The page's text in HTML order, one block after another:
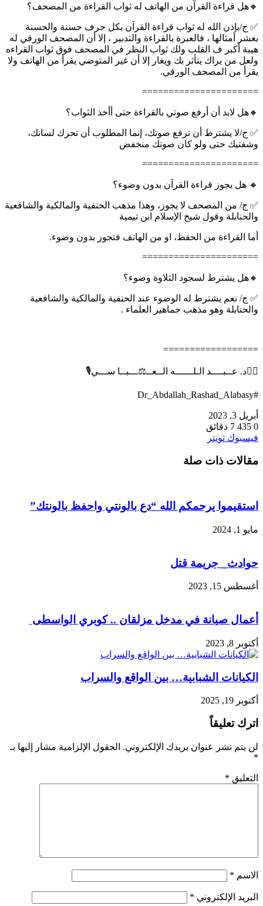
🔸هل قراءة القرآن من الهاتف له ثواب القراءة من المصحف؟
✅ ج/بإذن الله له ثواب قراءة القرآن بكل حرف حسنة والحسنة
بعشر أمثالها ، فالعبرة بالقراءة والتدبير ، إلا أن المصحف الورقي له
هيبة أكبر ف القلب ولك ثواب النظر في المصحف فوق ثواب القراءه
ولعل من يراك يتأثر بك ويغار إلا أن غير المتوضي يقرأ من الهاتف ولا
يقرأ من المصحف الورقي.
======================
🔸هل لابد أن أرفع صوتي بالقراءة حتى أأخذ الثواب؟
✅ ج/لا يشترط أن ترفع صوتك، إنما المطلوب أن تحرك لسانك،
وشفتيك حتى ولو كان صوتك منخفض
======================
🔸 هل يجوز قراءة القرآن بدون وضوء؟
✅ ج/ من المصحف لا يجوز، وهذا مذهب الحنفية والمالكية والشافعية
والحنابلة وقول شيخ الإسلام ابن تيمية
أما القراءة من الحفظ، او من الهاتف فتجوز بدون وضوء.
======================
🔸هل يشترط لسجود التلاوة وضوء؟
✅ ج/ نعم يشترط له الوضوء عند الحنفية والمالكية والشافعية
والحنابلة وهو مذهب جماهير العلماء .
==================
✍🏻د. عــبــــد الـلــــــه الــعــ⚖️ـــبــا ســـي🎙️
#Dr_Abdallah_Rashad_Alabasy
أبريل 3, 2023
0
7 دقائق
فيسبوك تويتر
البريد
مقالات ذات صلة
استقيموا يرحمكم الله “دع بالونتي واحفظ بالونتك”
مايو 1, 2024
حوادث_ جريمة قتل
أغسطس 15, 2023
أعمال صيانة في مدخل مزلقان .. كوبري الواسطى
أكتوبر 8, 2023
الكيانات الشبابية… بين الواقع والسراب
أكتوبر 19, 2025
اترك تعليقاً
لن يتم نشر عنوان بريدك الإلكتروني. الحقول الإلزامية مشار إليها بـ
*
التعليق *
الاسم *
البريد الإلكتروني *